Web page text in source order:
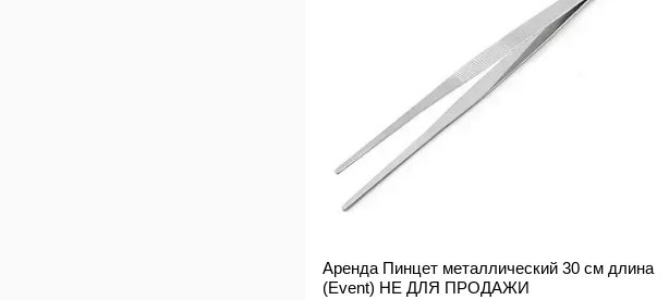
Аренда Пинцет металлический 30 см длина
(Event) НЕ ДЛЯ ПРОДАЖИ